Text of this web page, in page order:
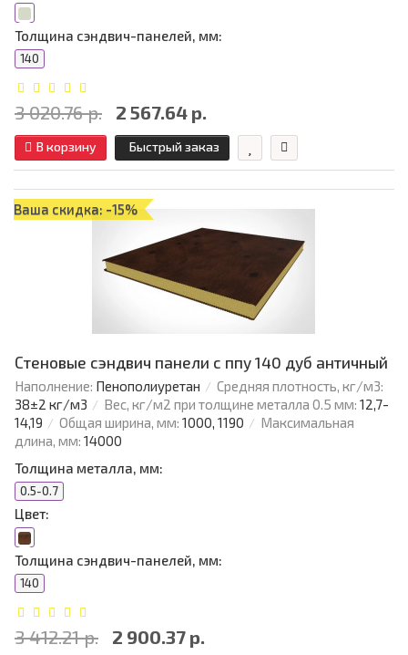
Толщина сэндвич-панелей, мм:
140
3 020.76 р. 2 567.64 р.
В корзину Быстрый заказ
Ваша скидка: -15%
Стеновые сэндвич панели с ппу 140 дуб античный
Наполнение: Пенополиуретан
Средняя плотность, кг/м3:
38±2 кг/м3
Вес, кг/м2 при толщине металла 0.5 мм: 12,7-
14,19
Общая ширина, мм: 1000, 1190
Максимальная
длина, мм: 14000
Толщина металла, мм:
0.5-0.7
Цвет:
Толщина сэндвич-панелей, мм:
140
3 412.21 р. 2 900.37 р.